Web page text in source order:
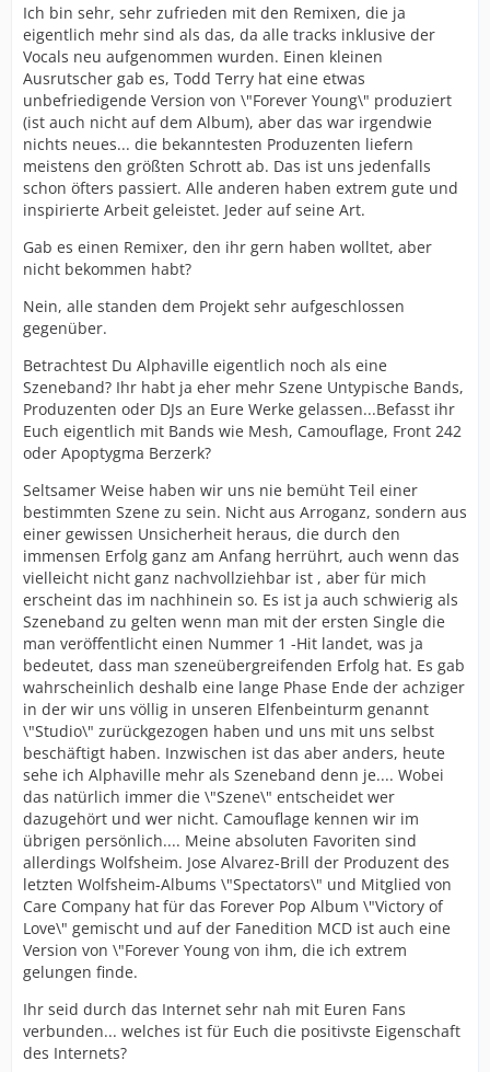
Ich bin sehr, sehr zufrieden mit den Remixen, die ja
eigentlich mehr sind als das, da alle tracks inklusive der
Vocals neu aufgenommen wurden. Einen kleinen
Ausrutscher gab es, Todd Terry hat eine etwas
unbefriedigende Version von \"Forever Young\" produziert
(ist auch nicht auf dem Album), aber das war irgendwie
nichts neues... die bekanntesten Produzenten liefern
meistens den größten Schrott ab. Das ist uns jedenfalls
schon öfters passiert. Alle anderen haben extrem gute und
inspirierte Arbeit geleistet. Jeder auf seine Art.
Gab es einen Remixer, den ihr gern haben wolltet, aber
nicht bekommen habt?
Nein, alle standen dem Projekt sehr aufgeschlossen
gegenüber.
Betrachtest Du Alphaville eigentlich noch als eine
Szeneband? Ihr habt ja eher mehr Szene Untypische Bands,
Produzenten oder DJs an Eure Werke gelassen...Befasst ihr
Euch eigentlich mit Bands wie Mesh, Camouflage, Front 242
oder Apoptygma Berzerk?
Seltsamer Weise haben wir uns nie bemüht Teil einer
bestimmten Szene zu sein. Nicht aus Arroganz, sondern aus
einer gewissen Unsicherheit heraus, die durch den
immensen Erfolg ganz am Anfang herrührt, auch wenn das
vielleicht nicht ganz nachvollziehbar ist , aber für mich
erscheint das im nachhinein so. Es ist ja auch schwierig als
Szeneband zu gelten wenn man mit der ersten Single die
man veröffentlicht einen Nummer 1 -Hit landet, was ja
bedeutet, dass man szeneübergreifenden Erfolg hat. Es gab
wahrscheinlich deshalb eine lange Phase Ende der achziger
in der wir uns völlig in unseren Elfenbeinturm genannt
\"Studio\" zurückgezogen haben und uns mit uns selbst
beschäftigt haben. Inzwischen ist das aber anders, heute
sehe ich Alphaville mehr als Szeneband denn je.... Wobei
das natürlich immer die \"Szene\" entscheidet wer
dazugehört und wer nicht. Camouflage kennen wir im
übrigen persönlich.... Meine absoluten Favoriten sind
allerdings Wolfsheim. Jose Alvarez-Brill der Produzent des
letzten Wolfsheim-Albums \"Spectators\" und Mitglied von
Care Company hat für das Forever Pop Album \"Victory of
Love\" gemischt und auf der Fanedition MCD ist auch eine
Version von \"Forever Young von ihm, die ich extrem
gelungen finde.
Ihr seid durch das Internet sehr nah mit Euren Fans
verbunden... welches ist für Euch die positivste Eigenschaft
des Internets?